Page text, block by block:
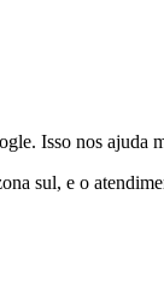
Isso nos ajuda
sul, e o